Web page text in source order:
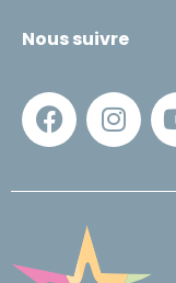
Nous suivre